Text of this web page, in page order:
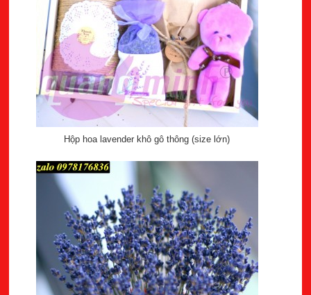
Hộp hoa lavender khô gô thông (size lớn)